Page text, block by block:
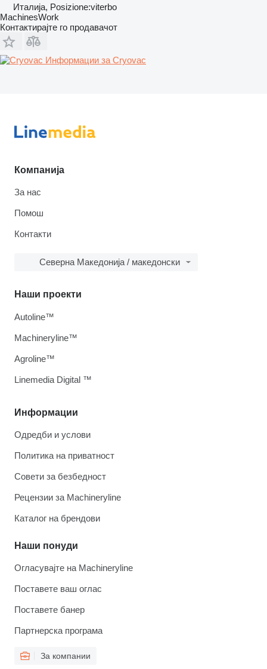
Италија, Posizione:viterbo
MachinesWork
Контактирајте го продавачот
Информации за Cryovac
Компанија
За нас
Помош
Контакти
Северна Македонија / македонски
Информации
Одредби и услови
Политика на приватност
Совети за безбедност
Рецензии за Machineryline
Каталог на брендови
Наши понуди
Огласувајте на Machineryline
Поставете ваш оглас
Поставете банер
Партнерска програма
За компании
Наши проекти
Autoline™
Machineryline™
Agroline™
Linemedia Digital ™